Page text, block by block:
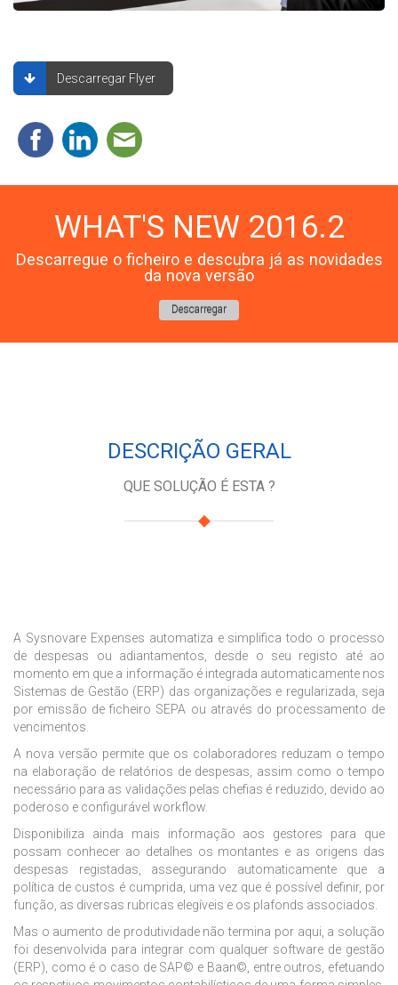
Descarregar Flyer
WHAT'S NEW 2016.2
Descarregue o ficheiro e descubra já as novidades
da nova versão
Descarregar
DESCRIÇÃO GERAL
QUE SOLUÇÃO É ESTA ?
A Sysnovare Expenses automatiza e simplifica todo o processo
de despesas ou adiantamentos, desde o seu registo até ao
momento em que a informação é integrada automaticamente nos
Sistemas de Gestão (ERP) das organizações e regularizada, seja
por emissão de ficheiro SEPA ou através do processamento de
vencimentos.
A nova versão permite que os colaboradores reduzam o tempo
na elaboração de relatórios de despesas, assim como o tempo
necessário para as validações pelas chefias é reduzido, devido ao
poderoso e configurável workflow.
Disponibiliza ainda mais informação aos gestores para que
possam conhecer ao detalhes os montantes e as origens das
despesas registadas, assegurando automaticamente que a
política de custos é cumprida, uma vez que é possível definir, por
função, as diversas rubricas elegíveis e os plafonds associados.
Mas o aumento de produtividade não termina por aqui, a solução
foi desenvolvida para integrar com qualquer software de gestão
(ERP), como é o caso de SAP© e Baan©, entre outros, efetuando